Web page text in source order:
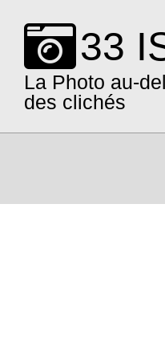
content
33
La Photo au-
des clichés